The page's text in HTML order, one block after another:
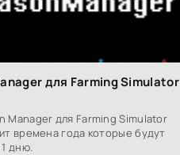
для Farming Simulator
Manager для Farming Simulator
времена года которые будут
дню.